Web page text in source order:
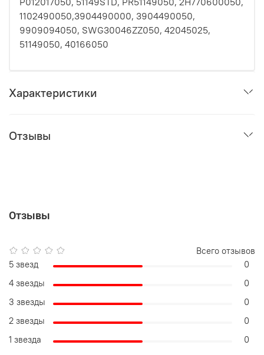
1102490050,3904490000, 3904490050,
9909094050, SWG30046ZZ050, 42045025,
51149050, 40166050
Характеристики
Отзывы
Отзывы
Всего отзывов
5 звезд
0
4 звезды
0
3 звезды
0
2 звезды
0
1 звезда
0